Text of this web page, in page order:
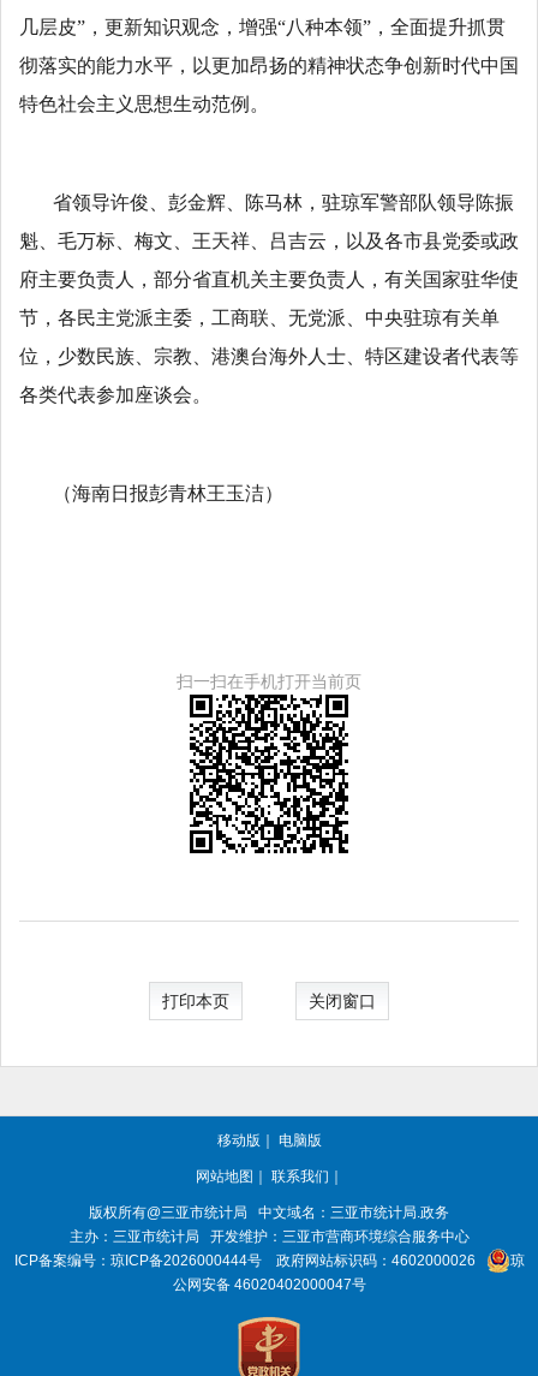
几层皮”，更新知识观念，增强“八种本领”，全面提升抓贯
彻落实的能力水平，以更加昂扬的精神状态争创新时代中国
特色社会主义思想生动范例。
省领导许俊、彭金辉、陈马林，驻琼军警部队领导陈振
魁、毛万标、梅文、王天祥、吕吉云，以及各市县党委或政
府主要负责人，部分省直机关主要负责人，有关国家驻华使
节，各民主党派主委，工商联、无党派、中央驻琼有关单
位，少数民族、宗教、港澳台海外人士、特区建设者代表等
各类代表参加座谈会。
（海南日报彭青林王玉洁）
扫一扫在手机打开当前页
打印本页 关闭窗口
移动版 ｜ 电脑版
网站地图 ｜ 联系我们 ｜
版权所有@三亚市统计局
中文域名：三亚市统计局.政务
主办：三亚市统计局
开发维护：三亚市营商环境综合服务中心
ICP备案编号： 琼ICP备2026000444号 政府网站标识码： 4602000026
琼
公网安备 46020402000047号